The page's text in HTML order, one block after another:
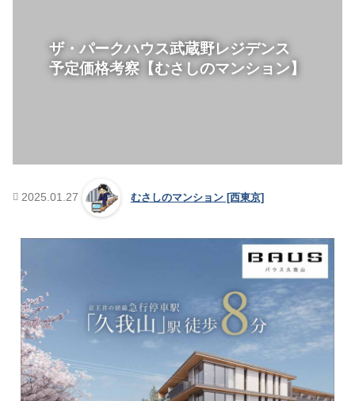
ザ・パークハウス武蔵野レジデンス
予定価格考察【むさしのマンション】
2025.01.27 むさしのマンション [西東京]